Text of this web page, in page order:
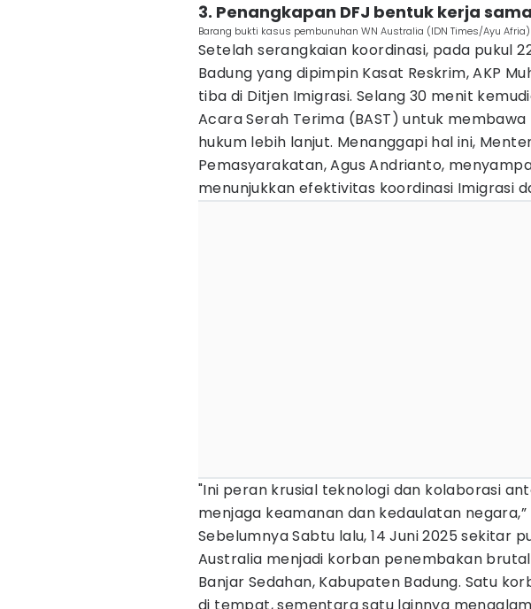
3. Penangkapan DFJ bentuk kerja
Barang bukti kasus pembunuhan WN Australia (IDN Times/Ayu Afria)
Setelah serangkaian koordinasi, pada pukul
Badung yang dipimpin Kasat Reskrim, AKP
tiba di Ditjen Imigrasi. Selang 30 menit
Acara Serah Terima (BAST) untuk membawa
hukum lebih lanjut. Menanggapi hal ini,
Pemasyarakatan, Agus Andrianto,
menunjukkan efektivitas koordinasi Imigrasi
"Ini peran krusial teknologi dan kolaborasi
menjaga keamanan dan kedaulatan
Sebelumnya Sabtu lalu, 14 Juni 2025 sekitar
Australia menjadi korban penembakan
Banjar Sedahan, Kabupaten Badung. Satu